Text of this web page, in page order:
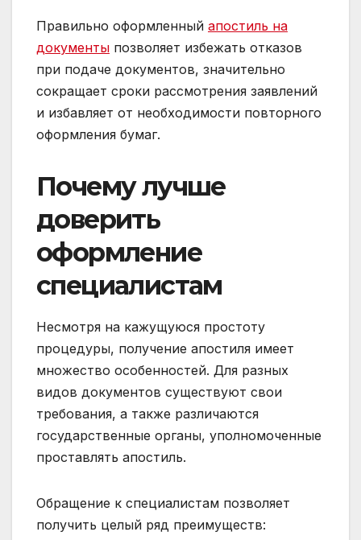
Правильно оформленный апостиль на
документы позволяет избежать отказов
при подаче документов, значительно
сокращает сроки рассмотрения заявлений
и избавляет от необходимости повторного
оформления бумаг.
Почему лучше
доверить
оформление
специалистам
Несмотря на кажущуюся простоту
процедуры, получение апостиля имеет
множество особенностей. Для разных
видов документов существуют свои
требования, а также различаются
государственные органы, уполномоченные
проставлять апостиль.
Обращение к специалистам позволяет
получить целый ряд преимуществ: